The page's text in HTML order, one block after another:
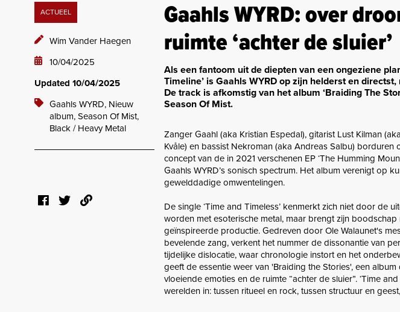
ACTUEEL
Wim Vander Haegen
10/04/2025
Updated 10/04/2025
Gaahls WYRD, Nieuw
album, Season Of Mist,
Black / Heavy Metal
Gaahls WYRD: over
ruimte ‘achter de sluier’
Als een fantoom uit de diepten van een ongeziene
Timeline’ is Gaahls WYRD op zijn helderst en
De track is afkomstig van het album ‘Braiding The
Season Of Mist.
Zanger Gaahl (aka Kristian Espedal), gitarist Lust Kilman
Kvåle) en bassist Nekroman (aka Andreas Salbu)
concept van de in 2021 verschenen EP ‘The Humming
Gaahls WYRD’s sonisch spectrum. Het album verenigt op
gewelddadige omwentelingen.
De single ‘Time and Timeless’ kenmerkt zich niet door de
worden met esoterische metal, maar brengt zijn
geïnspireerde productie. Gedreven door Ole Walaunet's
bevelende zang, verkent het nummer de dissonantie van
tijdelijke dislocatie, waar chronologie instort en het
geeft de essentie weer van 'Braiding the Stories', een
vloeiende emoties en de ruimte “achter de sluier”. ‘Time
werelden in: tussen ritueel en rock, tussen structuur en